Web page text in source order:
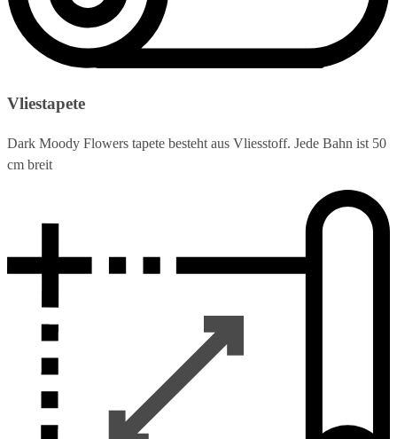
Vliestapete
Dark Moody Flowers tapete besteht aus Vliesstoff. Jede Bahn ist 50
cm breit